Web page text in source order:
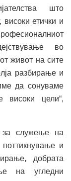
што
етички и
во
живот на сите
разбирање и
да сонуваме
високи цели“,
служење на
поттикнување и
добрата
на угледни